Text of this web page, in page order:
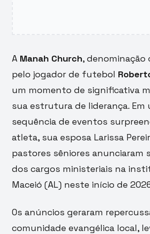
A Manah Church,
pelo jogador de futebol
um momento de significativa
sua estrutura de liderança. Em
sequência de eventos
atleta, sua esposa Larissa
pastores sêniores anunciaram
dos cargos ministeriais na
Maceió (AL) neste início de
Os anúncios geraram
comunidade evangélica local,